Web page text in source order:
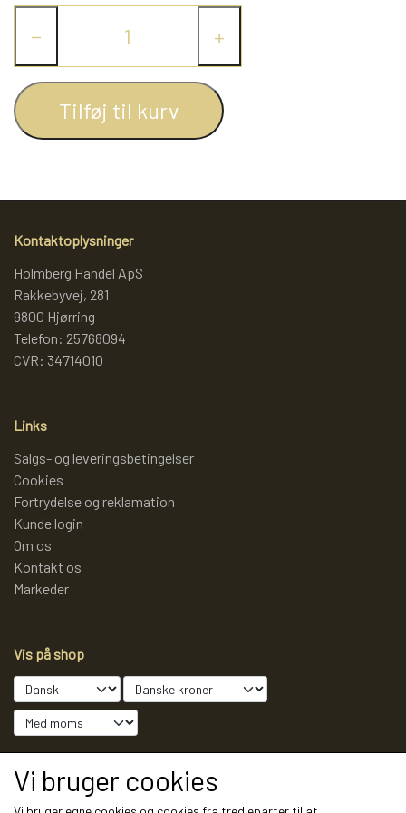
− +
Tilføj til kurv
Kontaktoplysninger
Holmberg Handel ApS
Rakkebyvej, 281
9800 Hjørring
Telefon: 25768094
CVR: 34714010
Links
Salgs- og leveringsbetingelser
Cookies
Fortrydelse og reklamation
Kunde login
Om os
Kontakt os
Markeder
Vis på shop
Sociale medier
Vi bruger cookies